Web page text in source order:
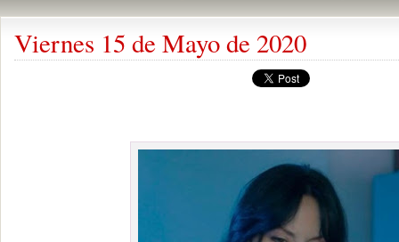
Viernes 15 de Mayo de 2020